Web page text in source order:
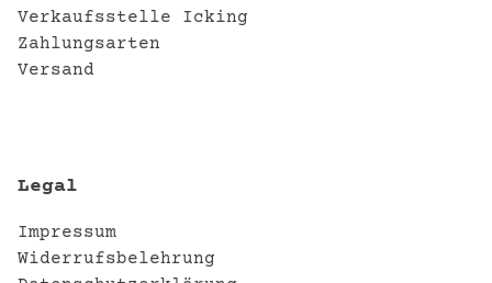
Verkaufsstelle Icking
Zahlungsarten
Versand
Legal
Impressum
Widerrufsbelehrung